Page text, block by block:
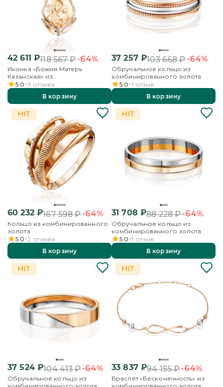
42 611 ₽118 567₽-64%
Иконка «Божия Матерь
Казанская» из
комбинированного золота
5.0 3 отзыва
В корзину
37 257₽103 668₽-64%
Обручальное кольцо из
комбинированного золота
5.0 1 отзыв
В корзину
60 232₽167 598₽-64%
Кольцо из комбинированного
золота
5.0 2 отзыва
В корзину
31 708 ₽88 228₽-64%
Обручальное кольцо из
комбинированного золота
5.0 1 отзыв
В корзину
37 524₽104 413₽-64%
Обручальное кольцо из
33 837₽94 155₽-64%
Браслет «Бесконечность» из